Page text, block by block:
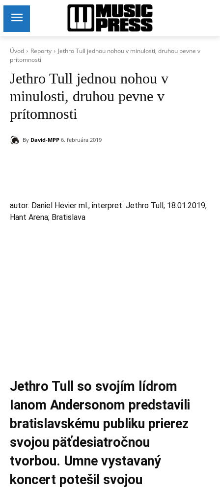
Úvod Reporty
Jethro Tull jednou nohou v minulosti, druhou pevne v
prítomnosti
Jethro Tull jednou nohou v
minulosti, druhou pevne v
prítomnosti
By David-MPP 6. februára 2019
autor: Daniel Hevier ml.; interpret: Jethro Tull; 18.01.2019;
Hant Arena; Bratislava
Jethro Tull so svojím lídrom
Ianom Andersonom predstavili
bratislavskému publiku prierez
svojou päťdesiatročnou
tvorbou. Umne vystavaný
koncert potešil svojou